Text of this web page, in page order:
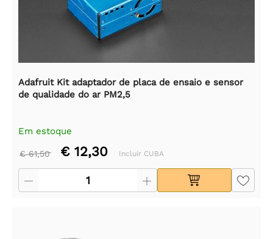
Adafruit Kit adaptador de placa de ensaio e sensor
de qualidade do ar PM2,5
Em estoque
€ 61,50 € 12,30 Incluir CUBA